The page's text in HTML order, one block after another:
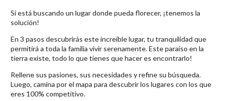
Si está buscando un lugar donde pueda florecer, ¡tenemos la
solución!
En 3 pasos descubrirás este increíble lugar, tu tranquilidad que
permitirá a toda la familia vivir serenamente. Este paraíso en la
tierra existe, todo lo que tienes que hacer es encontrarlo!
Rellene sus pasiones, sus necesidades y refine su búsqueda.
Luego, camina por el mapa para descubrir los lugares con los que
eres 100% competitivo.